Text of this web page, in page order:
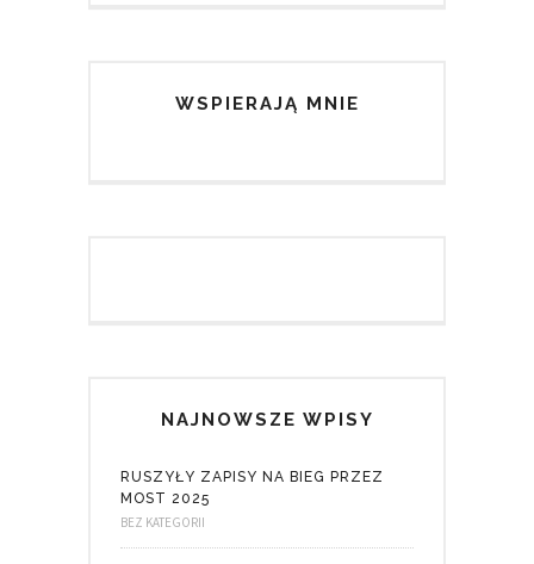
WSPIERAJĄ MNIE
NAJNOWSZE WPISY
RUSZYŁY ZAPISY NA BIEG PRZEZ
MOST 2025
BEZ KATEGORII